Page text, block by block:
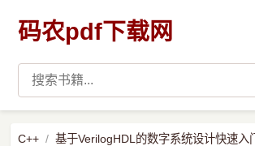
码农pdf下载网
C++ 基于VerilogHDL的数字系统设计快速入门